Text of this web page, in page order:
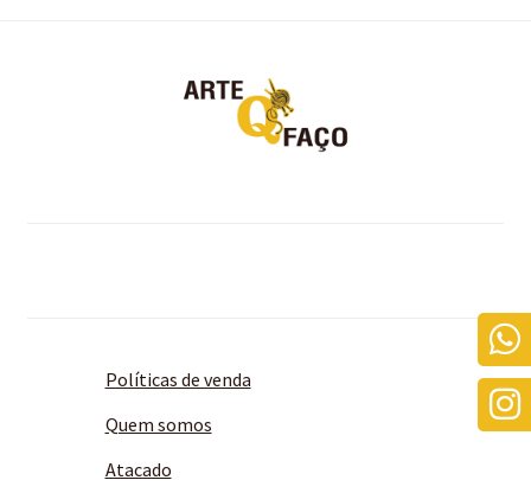
Políticas de venda
Quem somos
Atacado